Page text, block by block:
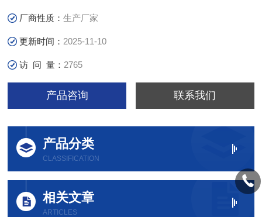
厂商性质：生产厂家
更新时间： 2025-11-10
访 问 量： 2765
产品咨询 联系我们
产品分类
CLASSIFICATION
相关文章
ARTICLES